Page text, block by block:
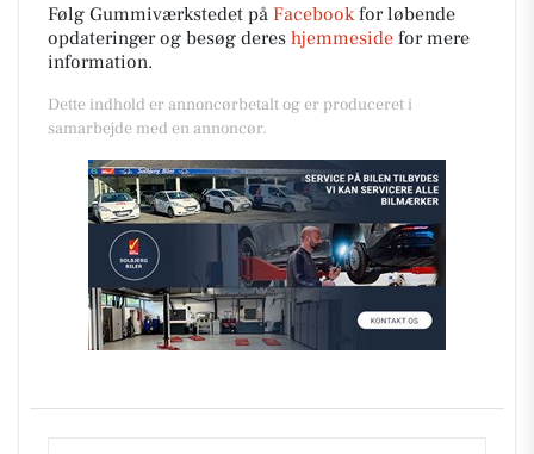
Følg Gummiværkstedet på Facebookfor løbende
opdateringer og besøg deres hjemmeside for mere
information.
Dette indhold er annoncørbetalt og er produceret i
samarbejde med en annoncør.